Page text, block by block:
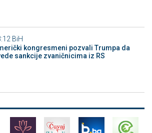
BiH
kongresmeni pozvali Trumpa da
sankcije zvaničnicima iz RS